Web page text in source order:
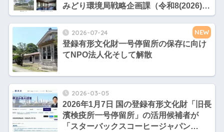
みどり環境局戦略企画課（令和8(2026)年
7月28日）発表
2026-07-24
登録有形文化財一号停留所の保存に向け
てNPO法人化そして解散
NEW
2026-03-05
2026年1月7日 国の登録有形文化財「旧長
濱検疫所一号停留所」の活用候補者が
「スターバックスコーヒージャパン